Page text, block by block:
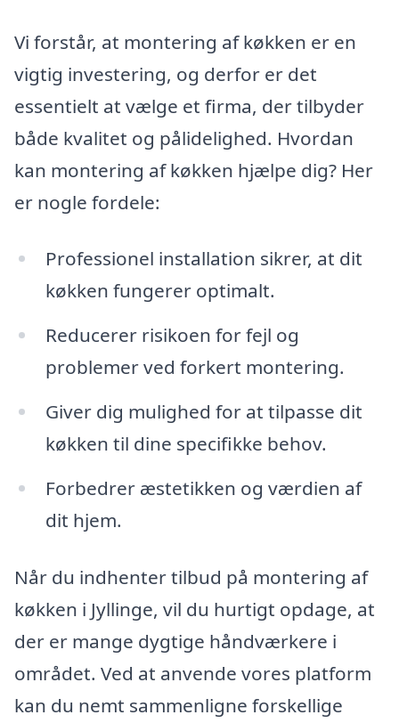
Vi forstår, at montering af køkken er en
vigtig investering, og derfor er det
essentielt at vælge et firma, der tilbyder
både kvalitet og pålidelighed. Hvordan
kan montering af køkken hjælpe dig? Her
er nogle fordele:
Professionel installation sikrer, at dit
køkken fungerer optimalt.
Reducerer risikoen for fejl og
problemer ved forkert montering.
Giver dig mulighed for at tilpasse dit
køkken til dine specifikke behov.
Forbedrer æstetikken og værdien af
dit hjem.
Når du indhenter tilbud på montering af
køkken i Jyllinge, vil du hurtigt opdage, at
der er mange dygtige håndværkere i
området. Ved at anvende vores platform
kan du nemt sammenligne forskellige